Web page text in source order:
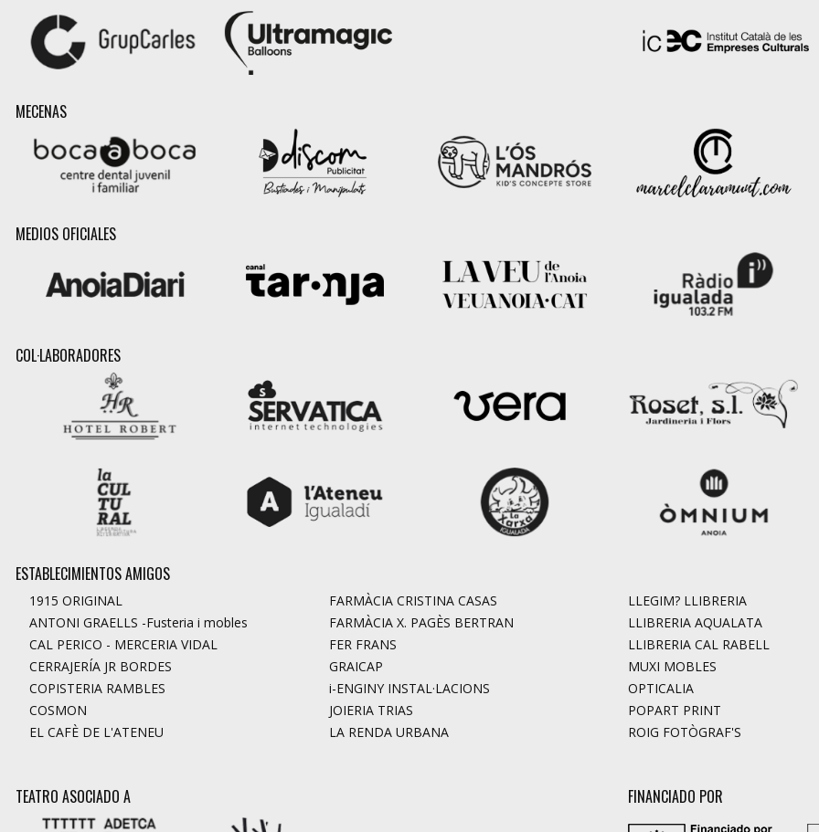
MECENAS
MEDIOS OFICIALES
COL·LABORADORES
ESTABLECIMIENTOS AMIGOS
1915 ORIGINAL
ANTONI GRAELLS -Fusteria i mobles
CAL PERICO - MERCERIA VIDAL
CERRAJERÍA JR BORDES
COPISTERIA RAMBLES
COSMON
EL CAFÈ DE L'ATENEU
FARMÀCIA CRISTINA CASAS
FARMÀCIA X. PAGÈS BERTRAN
FER FRANS
GRAICAP
i-ENGINY INSTAL·LACIONS
JOIERIA TRIAS
LA RENDA URBANA
LLEGIM? LLIBRERIA
LLIBRERIA AQUALATA
LLIBRERIA CAL RABELL
MUXI MOBLES
OPTICALIA
POPART PRINT
ROIG FOTÒGRAF'S
TEATRO ASOCIADO A FINANCIADO POR